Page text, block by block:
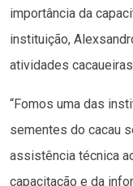
importância da
instituição,
atividades
“Fomos uma das
sementes do cacau
assistência técnica
capacitação e da